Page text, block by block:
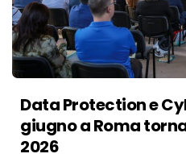
Data Protection e
giugno a Roma
2026